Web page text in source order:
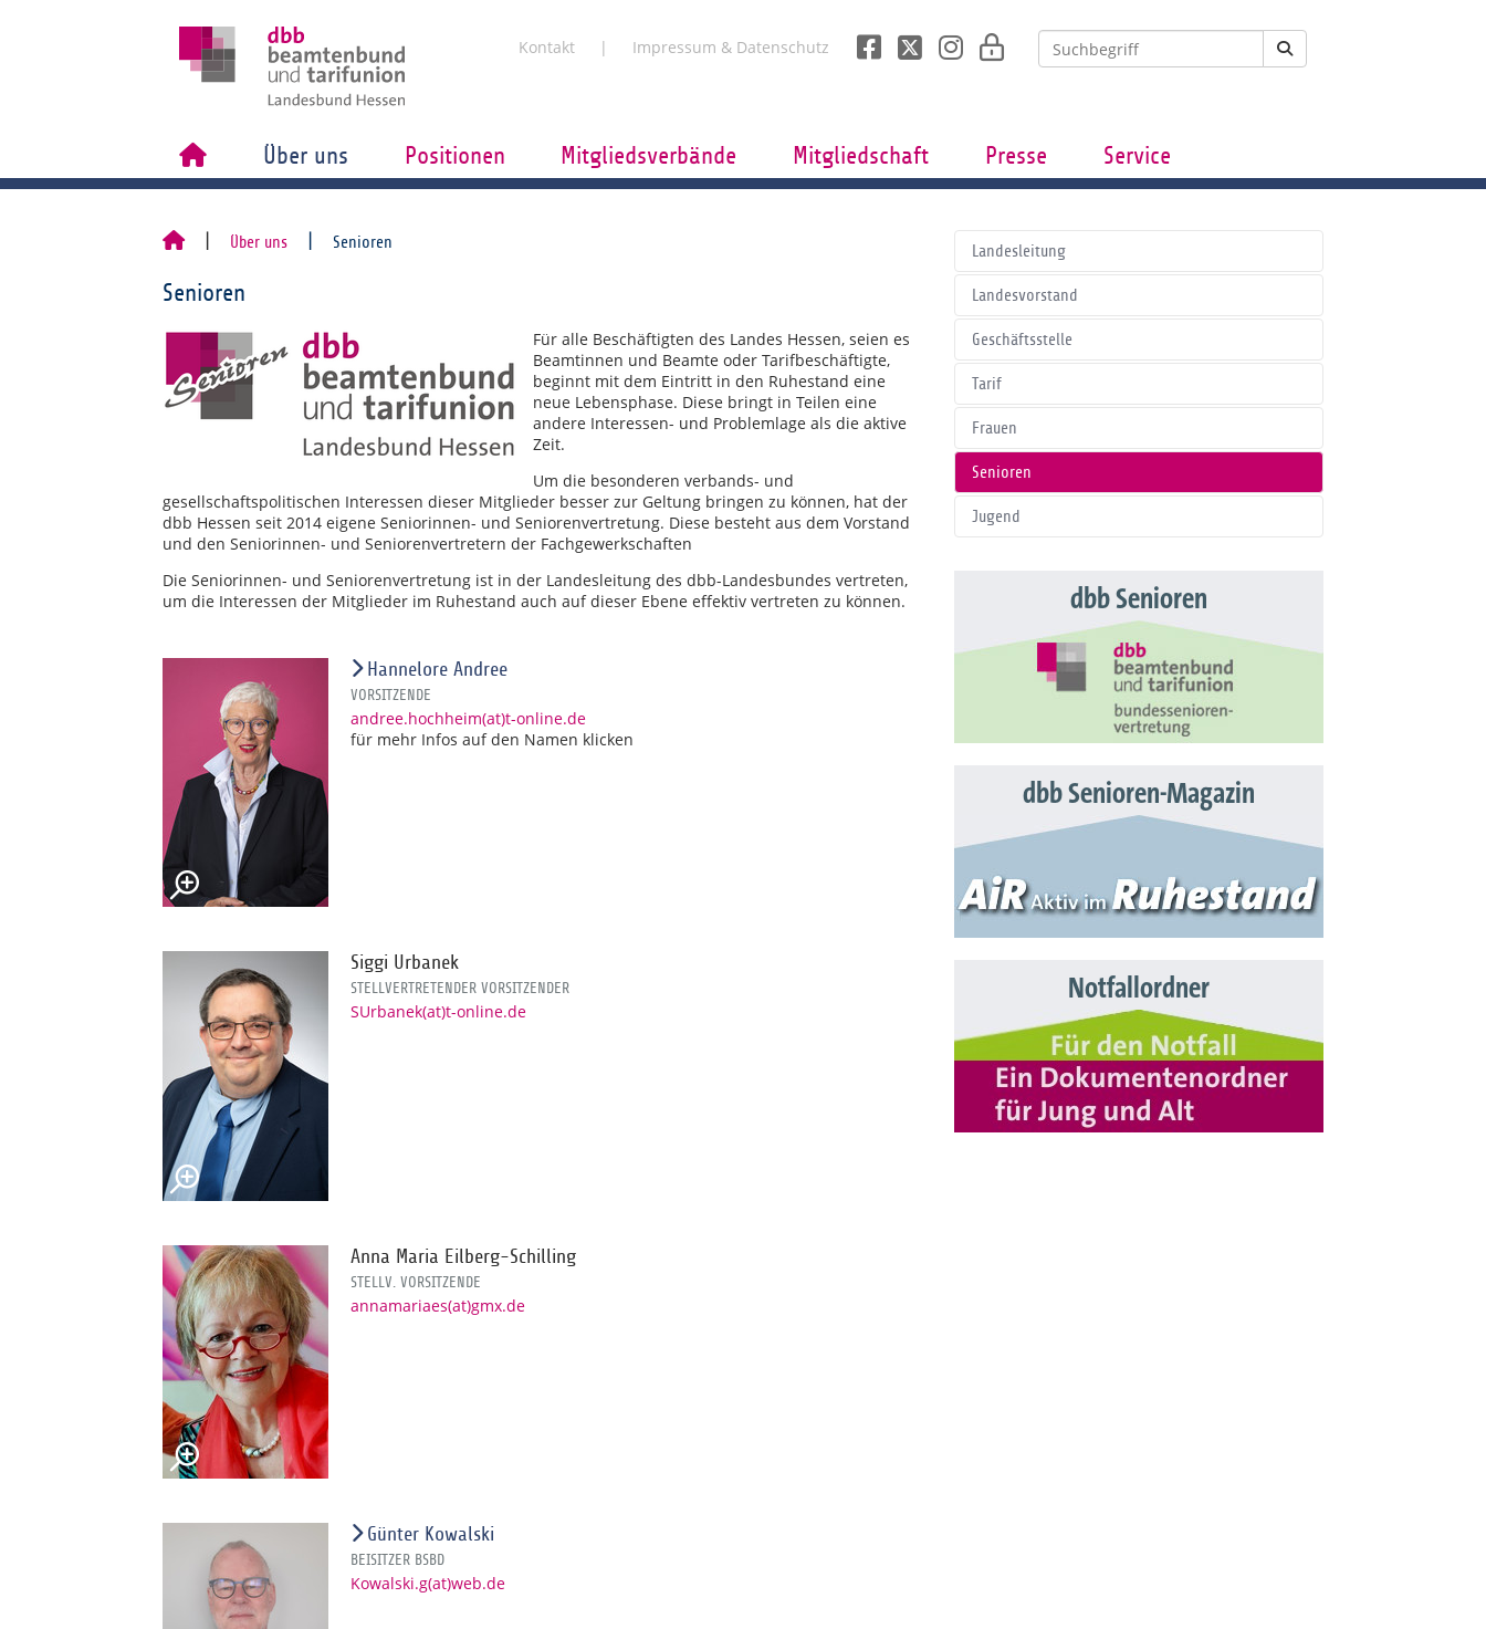
Kontakt Impressum & Datenschutz
Über uns Positionen Mitgliedsverbände Mitgliedschaft Presse Service
Über uns Senioren
Senioren
Für alle Beschäftigten des Landes Hessen, seien es
Beamtinnen und Beamte oder Tarifbeschäftigte,
beginnt mit dem Eintritt in den Ruhestand eine
neue Lebensphase. Diese bringt in Teilen eine
andere Interessen- und Problemlage als die aktive
Zeit.
Um die besonderen verbands- und
gesellschaftspolitischen Interessen dieser Mitglieder besser zur Geltung bringen zu können, hat der
dbb Hessen seit 2014 eigene Seniorinnen- und Seniorenvertretung. Diese besteht aus dem Vorstand
und den Seniorinnen- und Seniorenvertretern der Fachgewerkschaften
Die Seniorinnen- und Seniorenvertretung ist in der Landesleitung des dbb-Landesbundes vertreten,
um die Interessen der Mitglieder im Ruhestand auch auf dieser Ebene effektiv vertreten zu können.
Hannelore Andree
VORSITZENDE
andree.hochheim(at)t-online.de
für mehr Infos auf den Namen klicken
Siggi Urbanek
STELLVERTRETENDER VORSITZENDER
SUrbanek(at)t-online.de
Anna Maria Eilberg-Schilling
STELLV. VORSITZENDE
annamariaes(at)gmx.de
Günter Kowalski
BEISITZER BSBD
Kowalski.g(at)web.de
Landesleitung
Landesvorstand
Geschäftsstelle
Tarif
Frauen
Senioren
Jugend
dbb Senioren
dbb Senioren-Magazin
Notfallordner